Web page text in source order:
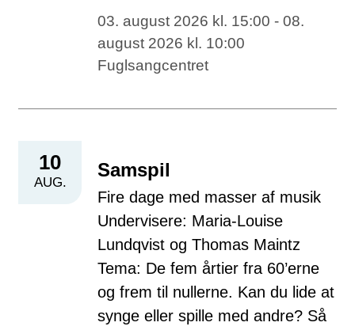
03. august 2026 kl. 15:00 - 08.
august 2026 kl. 10:00
Fuglsangcentret
10
AUG.
Samspil
Fire dage med masser af musik
Undervisere: Maria-Louise
Lundqvist og Thomas Maintz
Tema: De fem årtier fra 60’erne
og frem til nullerne. Kan du lide at
synge eller spille med andre? Så